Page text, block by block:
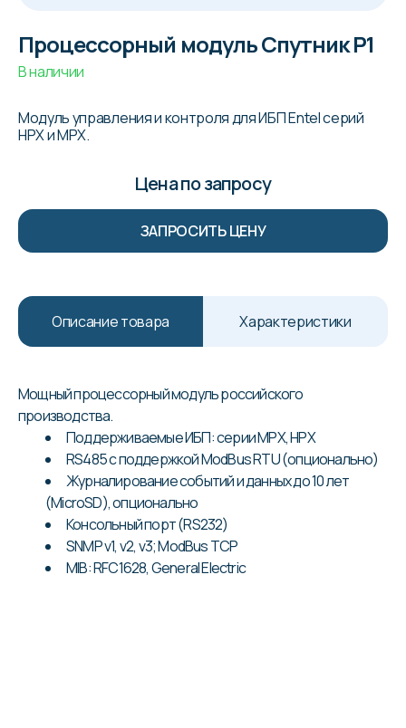
Процессорный модуль Спутник P1
В наличии
Модуль управления и контроля для ИБП Entel серий
HPX и MPX.
Цена по запросу
ЗАПРОСИТЬ ЦЕНУ
Описание товара Характеристики
Мощный процессорный модуль российского
производства.
Поддерживаемые ИБП: серии MPX, HPX
RS485 с поддержкой ModBus RTU (опционально)
Журналирование событий и данных до 10 лет
(MicroSD), опционально
Консольный порт (RS232)
SNMP v1, v2, v3; ModBus TCP
MIB: RFC1628, General Electric